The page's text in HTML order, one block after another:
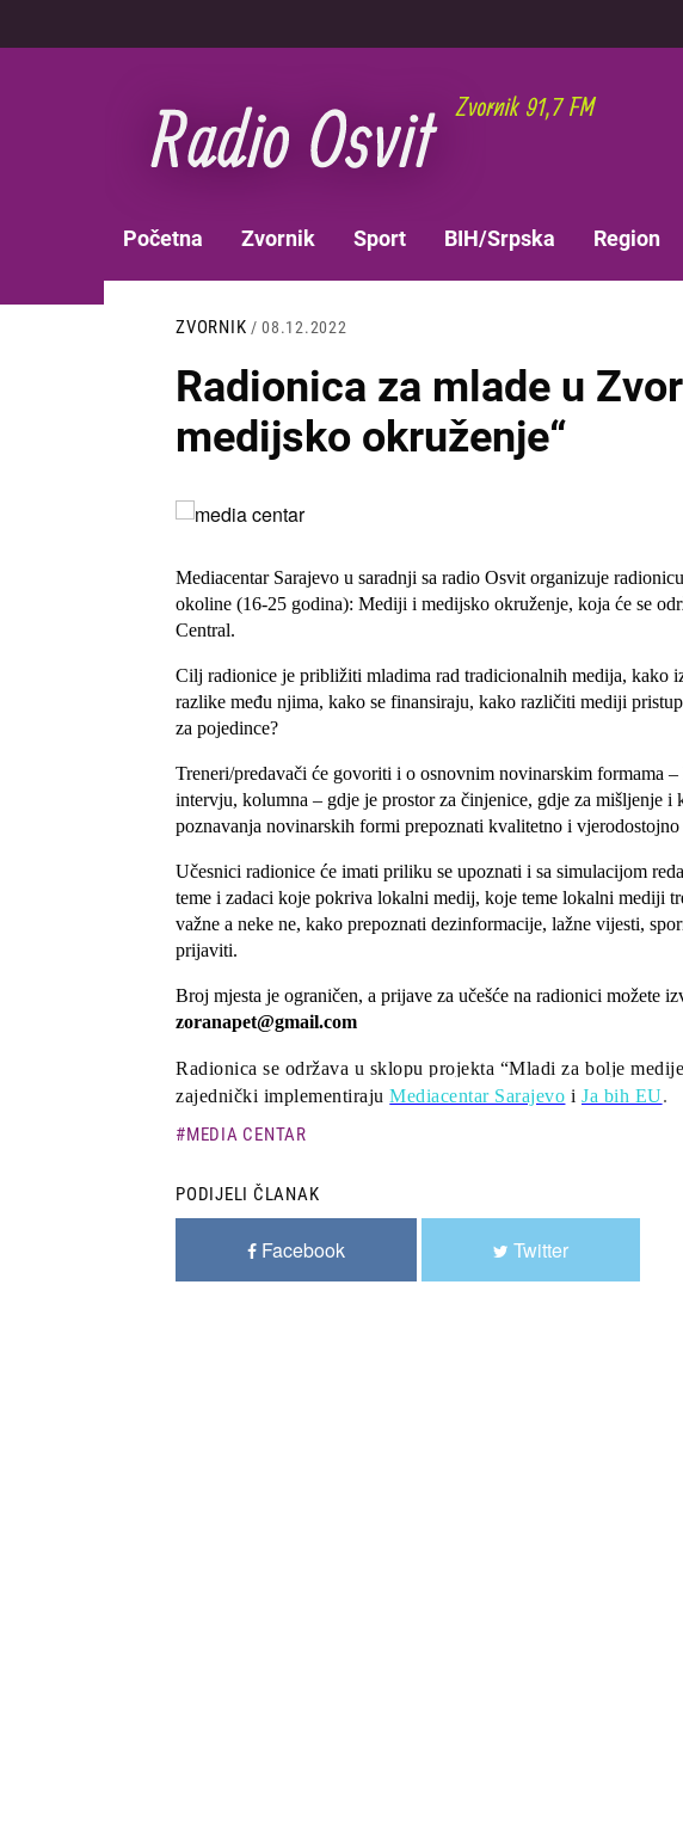
na
NAVIGATION
Početna Zvornik Sport BIH/Srpska Region
ZVORNIK / 08.12.2022
Radionica za mlade u
medijsko okruženje“
Slika
Mediacentar Sarajevo u saradnji sa radio Osvit organizuje
okoline (16-25 godina): Mediji i medijsko okruženje, koja će se
Central.
Cilj radionice je približiti mladima rad tradicionalnih medija, kako
razlike među njima, kako se finansiraju, kako različiti mediji
za pojedince?
Treneri/predavači će govoriti i o osnovnim novinarskim formama
intervju, kolumna – gdje je prostor za činjenice, gdje za mišljenje i
poznavanja novinarskih formi prepoznati kvalitetno i
Učesnici radionice će imati priliku se upoznati i sa simulacijom
teme i zadaci koje pokriva lokalni medij, koje teme lokalni mediji
važne a neke ne, kako prepoznati dezinformacije, lažne vijesti,
prijaviti.
Broj mjesta je ograničen, a prijave za učešće na radionici možete
zoranapet@gmail.com
Radionica se održava u sklopu projekta “Mladi za bolje
zajednički implementirajuMediacentar Sarajevo iJa bih EU.
MEDIA CENTAR
PODIJELI ČLANAK
Facebook Twitter